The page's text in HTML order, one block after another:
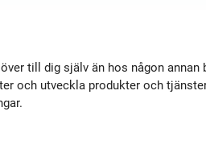
Hållbarhetsarbete vid
till dig själv än hos någon annan
och utveckla produkter och